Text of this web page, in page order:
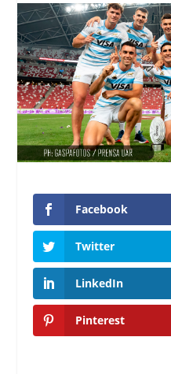
Facebook
Twitter
LinkedIn
Pinterest